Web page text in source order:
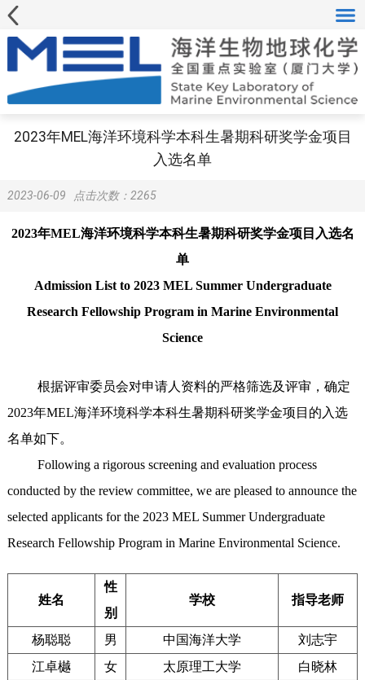
2023年MEL海洋环境科学本科生暑期科研奖学金项目
入选名单
2023-06-09 点击次数： 2265
2023年MEL海洋环境科学本科生暑期科研奖学金项目入选名
单
Admission List to 2023 MEL Summer Undergraduate
Research Fellowship Program in Marine Environmental
Science
根据评审委员会对申请人资料的严格筛选及评审，确定
2023年MEL海洋环境科学本科生暑期科研奖学金项目的入选
名单如下。
Following a rigorous screening and evaluation process
conducted by the review committee, we are pleased to announce the
selected applicants for the 2023 MEL Summer Undergraduate
Research Fellowship Program in Marine Environmental Science.
姓名
性
别
学校 指导老师
杨聪聪 男 中国海洋大学
刘志宇
江卓樾
女 太原理工大学 白晓林